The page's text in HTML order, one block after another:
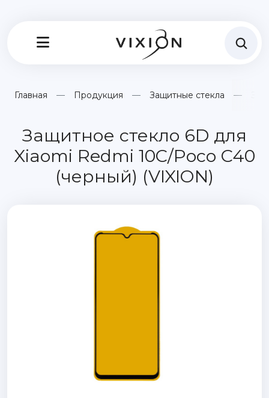
Главная Продукция Защитные стекла
Защитное стекло 6D для
Xiaomi Redmi 10C/Poco C40
(черный) (VIXION)